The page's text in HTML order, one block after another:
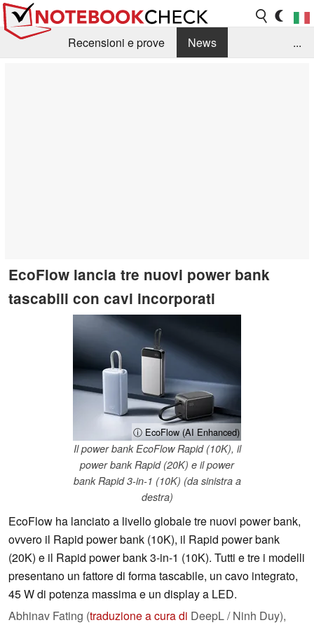
Recensioni e prove
News
...
EcoFlow lancia tre nuovi power bank
tascabili con cavi incorporati
ⓘ EcoFlow (AI Enhanced)
Il power bank EcoFlow Rapid (10K), il
power bank Rapid (20K) e il power
bank Rapid 3-in-1 (10K) (da sinistra a
destra)
EcoFlow ha lanciato a livello globale tre nuovi power bank,
ovvero il Rapid power bank (10K), il Rapid power bank
(20K) e il Rapid power bank 3-in-1 (10K). Tutti e tre i modelli
presentano un fattore di forma tascabile, un cavo integrato,
45 W di potenza massima e un display a LED.
Abhinav Fating (traduzione a cura di DeepL / Ninh Duy),